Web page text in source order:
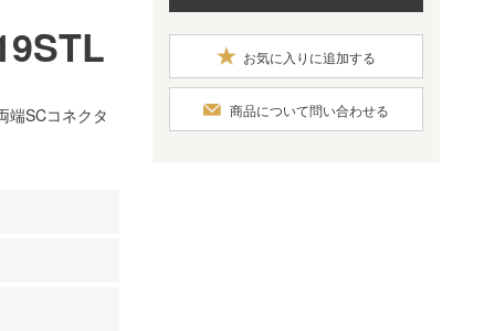
端SCコネクタ
お気に入りに追加する
商品について問い合わせる